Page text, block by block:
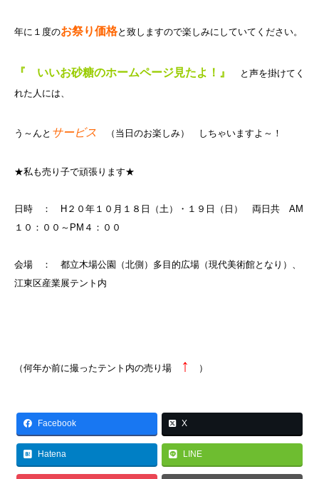
年に１度のお祭り価格と致しますので楽しみにしていてください。
『 いいお砂糖のホームページ見たよ！』
と声を掛けてく
れた人には、
う～んと サービス （当日のお楽しみ） しちゃいますよ～！
★私も売り子で頑張ります★
日時 ： H２０年１０月１８日（土）・１９日（日） 両日共 AM
１０：００～PM４：００
会場 ： 都立木場公園（北側）多目的広場（現代美術館となり）、
江東区産業展テント内
（何年か前に撮ったテント内の売り場 ↑ ）
Facebook X
Hatena LINE